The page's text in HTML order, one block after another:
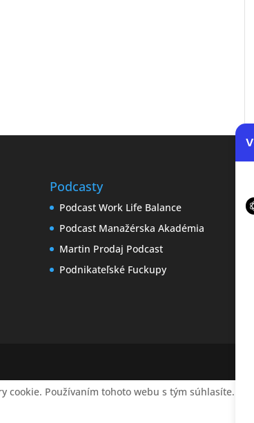
Podcasty
Podcast Work Life Balance
Podcast Manažérska Akadémia
Martin Prodaj Podcast
Podnikateľské Fuckupy
cookie. Používaním tohoto webu s tým súhlasíte.